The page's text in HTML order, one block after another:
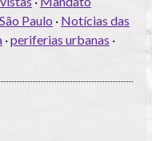
Paulo · Notícias das
·periferias urbanas ·